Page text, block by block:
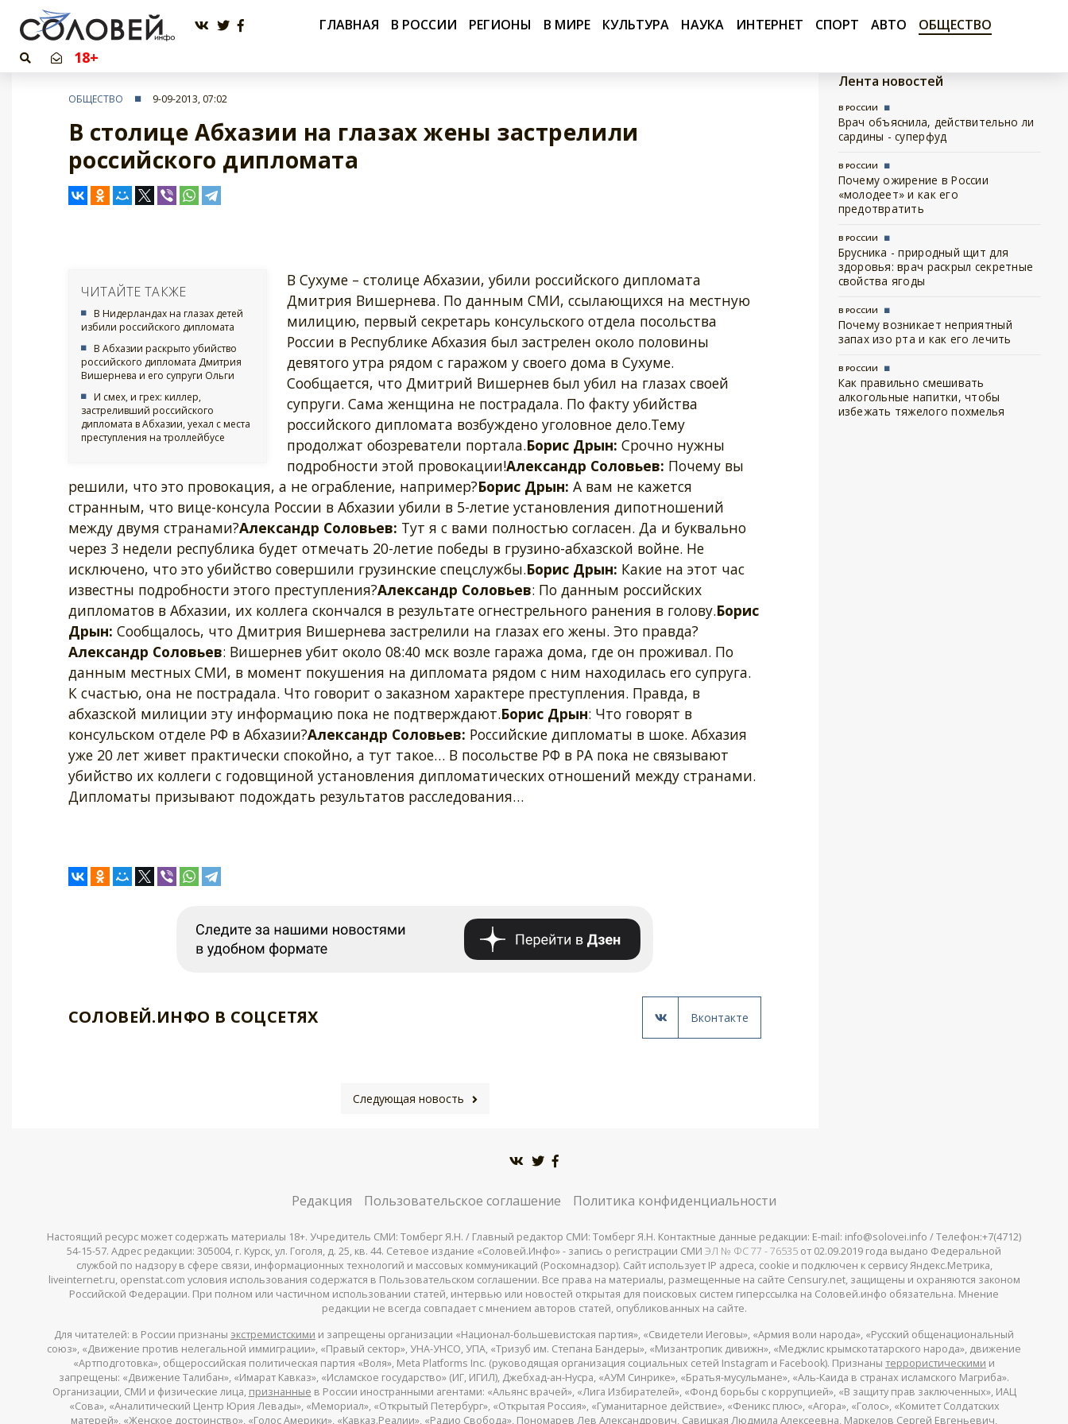
ГЛАВНАЯ В РОССИИ РЕГИОНЫ В МИРЕ КУЛЬТУРА НАУКА ИНТЕРНЕТ СПОРТ АВТО ОБЩЕСТВО
18+
ОБЩЕСТВО 9-09-2013, 07:02
В столице Абхазии на глазах жены застрелили
российского дипломата
ЧИТАЙТЕ ТАКЖЕ
В Нидерландах на глазах детей
избили российского дипломата
В Абхазии раскрыто убийство
российского дипломата Дмитрия
Вишернева и его супруги Ольги
И смех, и грех: киллер,
застреливший российского
дипломата в Абхазии, уехал с места
преступления на троллейбусе
В Сухуме – столице Абхазии, убили российского дипломата
Дмитрия Вишернева. По данным СМИ, ссылающихся на местную
милицию, первый секретарь консульского отдела посольства
России в Республике Абхазия был застрелен около половины
девятого утра рядом с гаражом у своего дома в Сухуме.
Сообщается, что Дмитрий Вишернев был убил на глазах своей
супруги. Сама женщина не пострадала. По факту убийства
российского дипломата возбуждено уголовное дело.Тему
продолжат обозреватели портала.Борис Дрын: Срочно нужны
подробности этой провокации!Александр Соловьев: Почему вы
решили, что это провокация, а не ограбление, например?Борис Дрын: А вам не кажется
странным, что вице-консула России в Абхазии убили в 5-летие установления дипотношений
между двумя странами?Александр Соловьев: Тут я с вами полностью согласен. Да и буквально
через 3 недели республика будет отмечать 20-летие победы в грузино-абхазской войне. Не
исключено, что это убийство совершили грузинские спецслужбы.Борис Дрын: Какие на этот час
известны подробности этого преступления?Александр Соловьев: По данным российских
дипломатов в Абхазии, их коллега скончался в результате огнестрельного ранения в голову.Борис
Дрын: Сообщалось, что Дмитрия Вишернева застрелили на глазах его жены. Это правда?
Александр Соловьев: Вишернев убит около 08:40 мск возле гаража дома, где он проживал. По
данным местных СМИ, в момент покушения на дипломата рядом с ним находилась его супруга.
К счастью, она не пострадала. Что говорит о заказном характере преступления. Правда, в
абхазской милиции эту информацию пока не подтверждают.Борис Дрын: Что говорят в
консульском отделе РФ в Абхазии?Александр Соловьев: Российские дипломаты в шоке. Абхазия
уже 20 лет живет практически спокойно, а тут такое… В посольстве РФ в РА пока не связывают
убийство их коллеги с годовщиной установления дипломатических отношений между странами.
Дипломаты призывают подождать результатов расследования…
СОЛОВЕЙ.ИНФО В СОЦСЕТЯХ Вконтакте
Следующая новость
Лента новостей
В РОССИИ
Врач объяснила, действительно ли
сардины - суперфуд
В РОССИИ
Почему ожирение в России
«молодеет» и как его
предотвратить
В РОССИИ
Брусника - природный щит для
здоровья: врач раскрыл секретные
свойства ягоды
В РОССИИ
Почему возникает неприятный
запах изо рта и как его лечить
В РОССИИ
Как правильно смешивать
алкогольные напитки, чтобы
избежать тяжелого похмелья
Редакция Пользовательское соглашение Политика конфиденциальности
Настоящий ресурс может содержать материалы 18+. Учредитель СМИ: Томберг Я.Н. / Главный редактор СМИ: Томберг Я.Н. Контактные данные редакции: E-mail: info@solovei.info / Телефон:+7(4712)
54-15-57. Адрес редакции: 305004, г. Курск, ул. Гоголя, д. 25, кв. 44. Сетевое издание «Соловей.Инфо» - запись о регистрации СМИ ЭЛ № ФС 77 - 76535 от 02.09.2019 года выдано Федеральной
службой по надзору в сфере связи, информационных технологий и массовых коммуникаций (Роскомнадзор). Сайт использует IP адреса, cookie и подключен к сервису Яндекс.Метрика,
liveinternet.ru, openstat.com условия использования содержатся в Пользовательском соглашении. Все права на материалы, размещенные на сайте Censury.net, защищены и охраняются законом
Российской Федерации. При полном или частичном использовании статей, интервью или новостей открытая для поисковых систем гиперссылка на Соловей.инфо обязательна. Мнение
редакции не всегда совпадает с мнением авторов статей, опубликованных на сайте.
Для читателей: в России признаны экстремистскими и запрещены организации «Национал-большевистская партия», «Свидетели Иеговы», «Армия воли народа», «Русский общенациональный
союз», «Движение против нелегальной иммиграции», «Правый сектор», УНА-УНСО, УПА, «Тризуб им. Степана Бандеры», «Мизантропик дивижн», «Меджлис крымскотатарского народа», движение
«Артподготовка», общероссийская политическая партия «Воля», Meta Platforms Inc. (руководящая организация социальных сетей Instagram и Facebook). Признаны террористическими и
запрещены: «Движение Талибан», «Имарат Кавказ», «Исламское государство» (ИГ, ИГИЛ), Джебхад-ан-Нусра, «АУМ Синрике», «Братья-мусульмане», «Аль-Каида в странах исламского Магриба».
Организации, СМИ и физические лица, признанные в России иностранными агентами: «Альянс врачей», «Лига Избирателей», «Фонд борьбы с коррупцией», «В защиту прав заключенных», ИАЦ
«Сова», «Аналитический Центр Юрия Левады», «Мемориал», «Открытый Петербург», «Открытая Россия», «Гуманитарное действие», «Феникс плюс», «Агора», «Голос», «Комитет Солдатских
матерей», «Женское достоинство», «Голос Америки», «Кавказ.Реалии», «Радио Свобода», Пономарев Лев Александрович, Савицкая Людмила Алексеевна, Маркелов Сергей Евгеньевич,